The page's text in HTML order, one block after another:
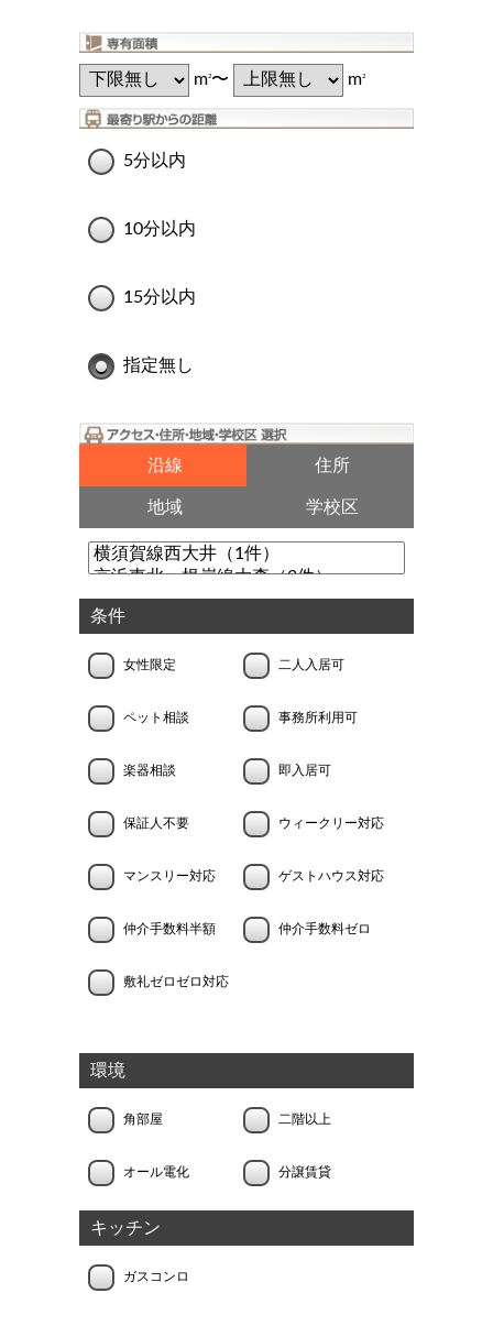
m2〜 m2
5分以内
10分以内
15分以内
指定無し
沿線 住所
地域 学校区
条件
女性限定 二人入居可
ペット相談 事務所利用可
楽器相談 即入居可
保証人不要 ウィークリー対応
マンスリー対応 ゲストハウス対応
仲介手数料半額 仲介手数料ゼロ
敷礼ゼロゼロ対応
環境
角部屋 二階以上
オール電化 分譲賃貸
キッチン
ガスコンロ